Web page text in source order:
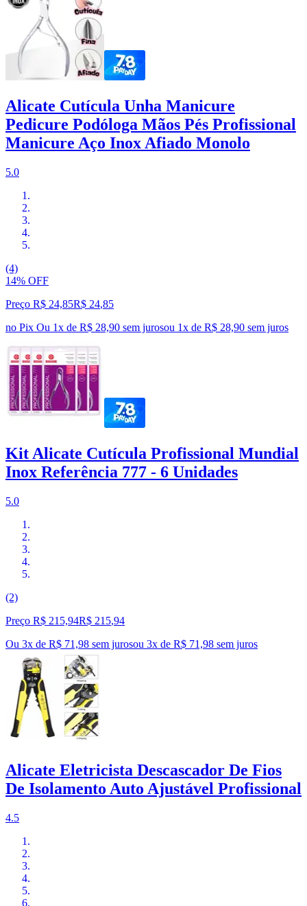
Alicate Cutícula Unha Manicure
Pedicure Podóloga Mãos Pés Profissional
Manicure Aço Inox Afiado Monolo
5.0
(4)
14% OFF
Preço R$ 24,85R$ 24,85
no Pix Ou 1x de R$ 28,90 sem jurosou 1x de R$ 28,90 sem juros
Kit Alicate Cutícula Profissional Mundial
Inox Referência 777 - 6 Unidades
5.0
(2)
Preço R$ 215,94R$ 215,94
Ou 3x de R$ 71,98 sem jurosou 3x de R$ 71,98 sem juros
Alicate Eletricista Descascador De Fios
De Isolamento Auto Ajustável Profissional
4.5